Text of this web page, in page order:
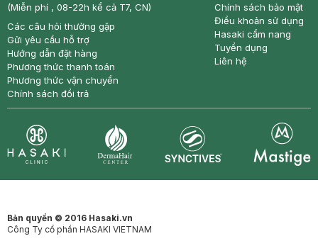
(Miễn phí , 08-22h kể cả T7, CN)
Các câu hỏi thường gặp
Gửi yêu cầu hỗ trợ
Hướng dẫn đặt hàng
Phương thức thanh toán
Phương thức vận chuyển
Chính sách đổi trả
Chính sách bảo mật
Điều khoản sử dụng
Hasaki cẩm nang
Tuyển dụng
Liên hệ
Bản quyền © 2016 Hasaki.vn
Công Ty cổ phần HASAKI VIETNAM